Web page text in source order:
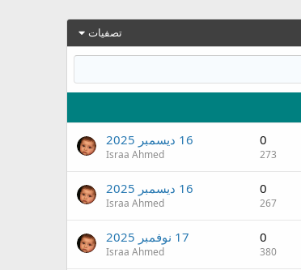
تصفيات
0
273
16 ديسمبر 2025
Israa Ahmed
0
267
16 ديسمبر 2025
Israa Ahmed
0
380
17 نوفمبر 2025
Israa Ahmed